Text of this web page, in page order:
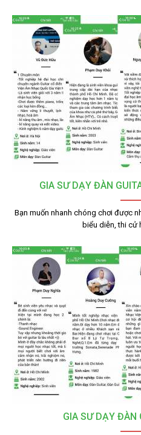
GIA SƯ DẠY ĐÀN
Bạn muốn nhanh chóng chơi được
biểu diễn, thi cử
GIA SƯ DẠY ĐÀN